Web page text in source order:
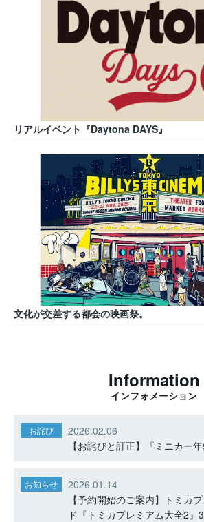
リアルイベント『Daytona DAYS』
文化が交差する都会の映画祭。
Information
インフォメーション
お詫び
2026.02.06
【お詫びと訂正】『ミニカー年
お知らせ
2026.01.14
【予約開始のご案内】トミカ
ド『トミカプレミアム大全2』